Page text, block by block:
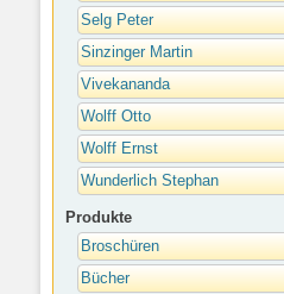
Selg Peter
Sinzinger Martin
Vivekananda
Wolff Otto
Wolff Ernst
Wunderlich Stephan
Produkte
Broschüren
Bücher